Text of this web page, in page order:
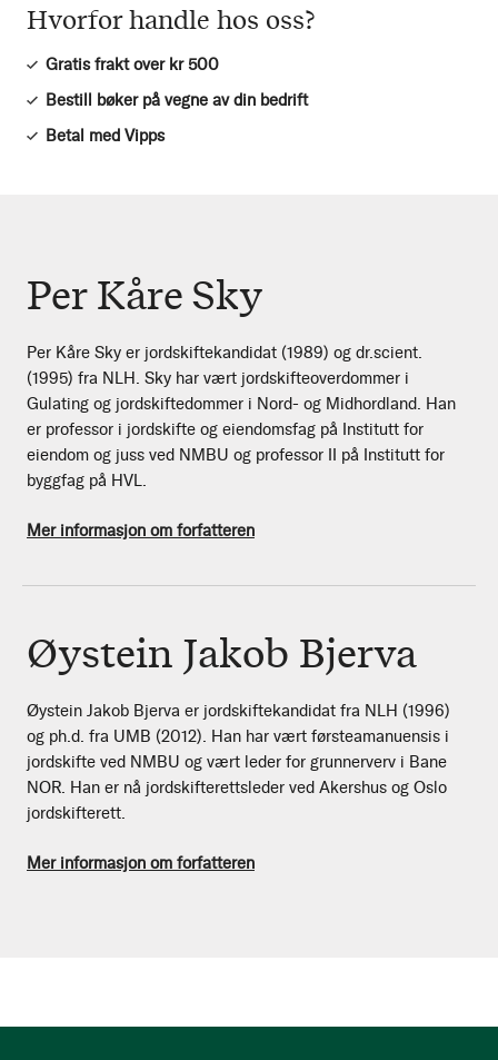
Hvorfor handle hos oss?
Gratis frakt over kr 500
Bestill bøker på vegne av din bedrift
Betal med Vipps
Per Kåre Sky
Per Kåre Sky er jordskiftekandidat (1989) og dr.scient.
(1995) fra NLH. Sky har vært jordskifteoverdommer i
Gulating og jordskiftedommer i Nord- og Midhordland. Han
er professor i jordskifte og eiendomsfag på Institutt for
eiendom og juss ved NMBU og professor II på Institutt for
byggfag på HVL.
Mer informasjon om forfatteren
Øystein Jakob Bjerva
Øystein Jakob Bjerva er jordskiftekandidat fra NLH (1996)
og ph.d. fra UMB (2012). Han har vært førsteamanuensis i
jordskifte ved NMBU og vært leder for grunnerverv i Bane
NOR. Han er nå jordskifterettsleder ved Akershus og Oslo
jordskifterett.
Mer informasjon om forfatteren